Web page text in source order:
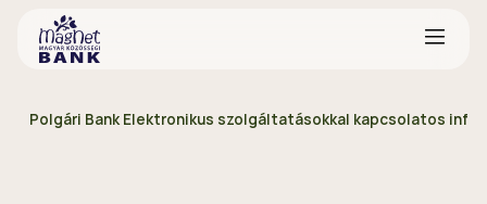
Polgári Bank Elektronikus szolgáltatásokkal kapcsolatos